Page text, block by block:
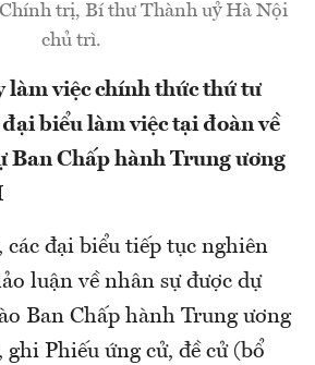
trị, Bí thư Thành uỷ Hà Nội
chủ trì.
làm việc chính thức thứ tư
biểu làm việc tại đoàn về
Ban Chấp hành Trung ương
các đại biểu tiếp tục nghiên
luận về nhân sự được dự
Ban Chấp hành Trung ương
Phiếu ứng cử, đề cử (bổ